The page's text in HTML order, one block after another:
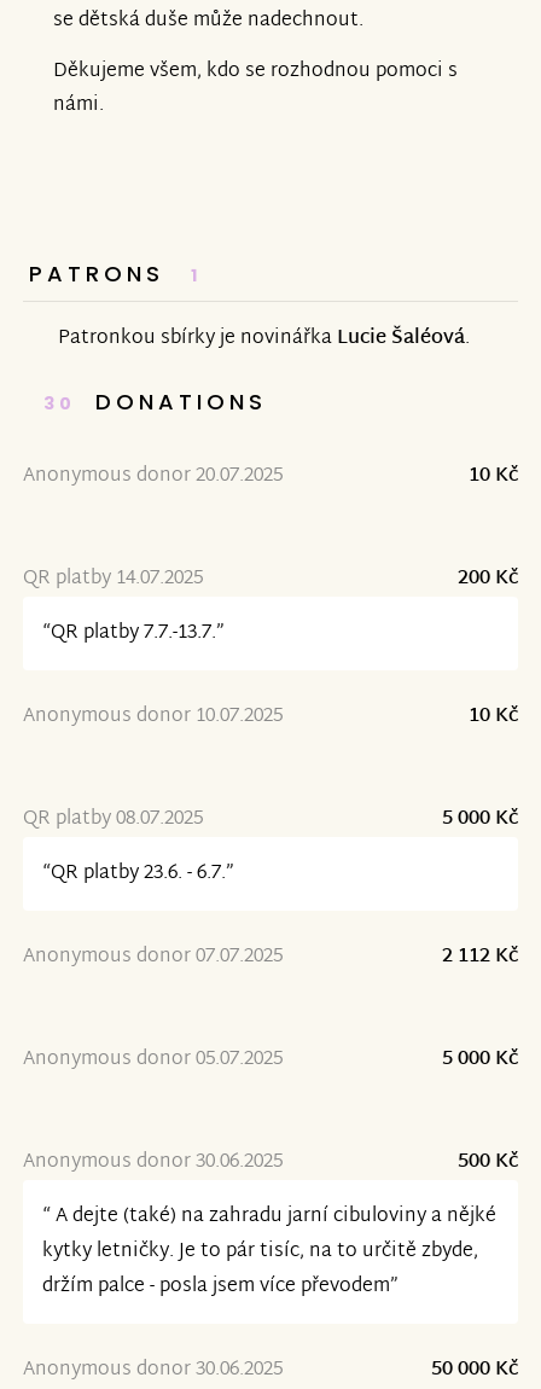
se dětská duše může nadechnout.
Děkujeme všem, kdo se rozhodnou pomoci s
námi.
PATRONS 1
Patronkou sbírky je novinářkaLucie Šaléová.
30 DONATIONS
Anonymous donor 20.07.2025 10 Kč
QR platby 14.07.2025
200 Kč
“QR platby 7.7.-13.7.”
Anonymous donor 10.07.2025 10 Kč
QR platby 08.07.2025
5 000 Kč
“QR platby 23.6. - 6.7.”
Anonymous donor 07.07.2025 2 112 Kč
Anonymous donor 05.07.2025 5 000 Kč
Anonymous donor 30.06.2025
500 Kč
“ A dejte (také) na zahradu jarní cibuloviny a nějké
kytky letničky. Je to pár tisíc, na to určitě zbyde,
držím palce - posla jsem více převodem”
Anonymous donor 30.06.2025 50 000 Kč